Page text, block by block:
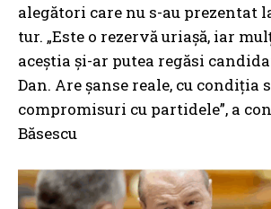
alegători care nu s-au prezentat
tur. „Este o rezervă uriașă, iar
aceștia și-ar putea regăsi
Dan. Are șanse reale, cu condiția
compromisuri cu partidele”, a
Băsescu